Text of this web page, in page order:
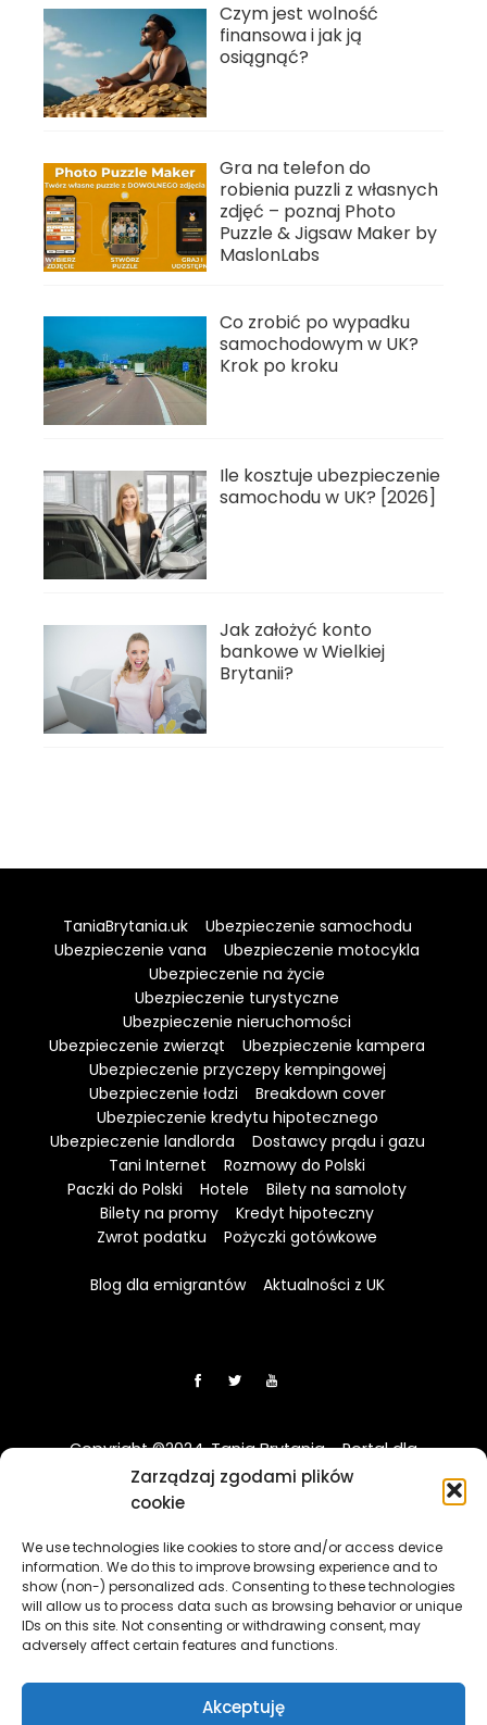
Zarządzaj zgodami plików
cookie
We use technologies like cookies to store and/or access device
information. We do this to improve browsing experience and to
show (non-) personalized ads. Consenting to these technologies
will allow us to process data such as browsing behavior or unique
IDs on this site. Not consenting or withdrawing consent, may
adversely affect certain features and functions.
Akceptuję
Czym jest wolność
finansowa i jak ją
osiągnąć?
Gra na telefon do
robienia puzzli z własnych
zdjęć – poznaj Photo
Puzzle & Jigsaw Maker by
MaslonLabs
Co zrobić po wypadku
samochodowym w UK?
Krok po kroku
Ile kosztuje ubezpieczenie
samochodu w UK? [2026]
Jak założyć konto
bankowe w Wielkiej
Brytanii?
TaniaBrytania.uk
Ubezpieczenie samochodu
Ubezpieczenie vana
Ubezpieczenie motocykla
Ubezpieczenie na życie
Ubezpieczenie turystyczne
Ubezpieczenie nieruchomości
Ubezpieczenie zwierząt
Ubezpieczenie kampera
Ubezpieczenie przyczepy kempingowej
Ubezpieczenie łodzi
Breakdown cover
Ubezpieczenie kredytu hipotecznego
Ubezpieczenie landlorda
Dostawcy prądu i gazu
Tani Internet
Rozmowy do Polski
Paczki do Polski
Hotele
Bilety na samoloty
Bilety na promy
Kredyt hipoteczny
Zwrot podatku
Pożyczki gotówkowe
Blog dla emigrantów Aktualności z UK
Copyright ©2024. Tania Brytania - Portal dla
Polaków w UK
przez Financial Conduct Authority (FCA) i jest prowadzona
wyłącznie w celach informacyjno-edukacyjnych. Treści
zawierająca linki sponsorowane i afiliacyjne, a klikając w nie
i korzystając z usług reklamodawców lub firm
współpracujących, nasz serwis może otrzymać